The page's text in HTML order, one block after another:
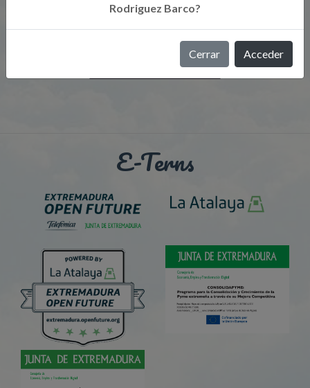
Libro de Eterno
Rodriguez Barco?
Cerrar Acceder
E-Terns